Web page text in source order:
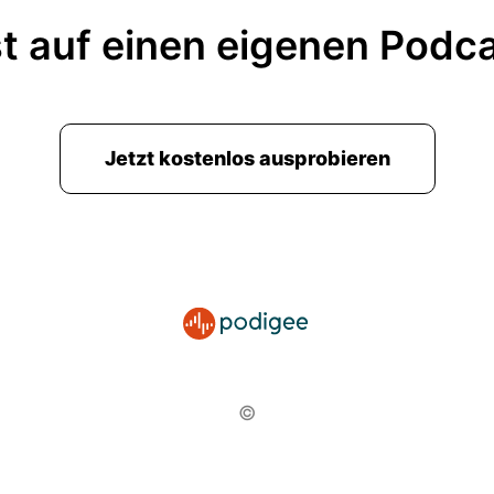
auf einen eigenen
Jetzt kostenlos ausprobieren
©